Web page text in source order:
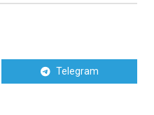
Telegram